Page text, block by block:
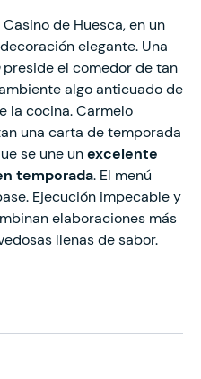
de Huesca, en un
elegante. Una
preside el comedor de tan
algo anticuado de
la cocina. Carmelo
una carta de temporada
se une unexcelente
temporada. El menú
Ejecución impecable y
elaboraciones más
llenas de sabor.